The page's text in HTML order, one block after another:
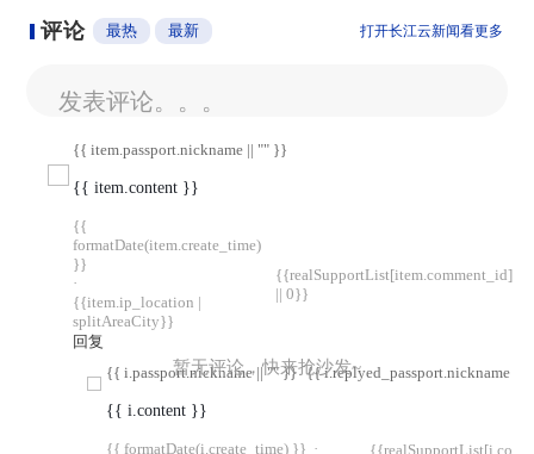
评论 最热 最新 打开长江云新闻看更多
发表评论。。。
{{ item.passport.nickname || "" }}
{{ item.content }}
{{
formatDate(item.create_time)
}}
·
{{item.ip_location |
splitAreaCity}}
回复
{{realSupportList[item.comment_id]
|| 0}}
{{ i.passport.nickname || "" }} {{ i.replyed_passport.nickname ||
{{ i.content }}
{{ formatDate(i.create_time) }} ·
暂无评论，快来抢沙发~